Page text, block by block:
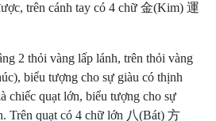
trên cánh tay có 4 chữ 金(Kim) 運
2 thỏi vàng lấp lánh, trên thỏi vàng
biểu tượng cho sự giàu có thịnh
chiếc quạt lớn, biểu tượng cho sự
Trên quạt có 4 chữ lớn 八(Bát) 方